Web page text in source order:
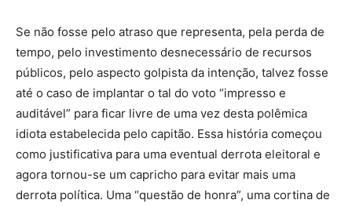
Se não fosse pelo atraso que representa, pela perda de
tempo, pelo investimento desnecessário de recursos
públicos, pelo aspecto golpista da intenção, talvez fosse
até o caso de implantar o tal do voto “impresso e
auditável” para ficar livre de uma vez desta polêmica
idiota estabelecida pelo capitão. Essa história começou
como justificativa para uma eventual derrota eleitoral e
agora tornou-se um capricho para evitar mais uma
derrota política. Uma “questão de honra”, uma cortina de